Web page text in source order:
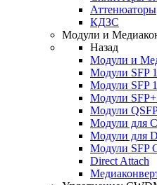
Аттенюаторы
КДЗС
Модули и
Назад
Модули и
Модули SFP
Модули SFP
Модули
Модули
Модули для
Модули для
Модули SFP
Direct Attach